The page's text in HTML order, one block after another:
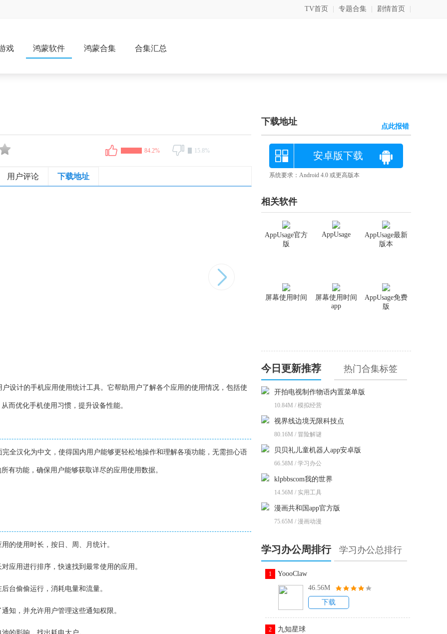
TV首页 专题合集 剧情首页
戏 鸿蒙软件 鸿蒙合集 合集汇总
84.2% 15.8%
用户评论 下载地址
户设计的手机应用使用统计工具。它帮助用户了解各个应用的使用情况，包括使
而优化手机使用习惯，提升设备性能。
完全汉化为中文，使得国内用户能够更轻松地操作和理解各项功能，无需担心语
有功能，确保用户能够获取详尽的应用使用数据。
的使用时长，按日、周、月统计。
应用进行排序，快速找到最常使用的应用。
台偷偷运行，消耗电量和流量。
知，并允许用户管理这些通知权限。
下载地址 点此报错
安卓版下载
系统要求：Android 4.0 或更高版本
相关软件
AppUsage最新
版本
AppUsage
AppUsage官方
版
AppUsage免费
版
屏幕使用时间
app
屏幕使用时间
今日更新推荐 热门合集标签
开拍电视制作物语内置菜单版
10.84M / 模拟经营
视界线边境无限科技点
80.16M / 冒险解谜
贝贝礼儿童机器人app安卓版
66.58M / 学习办公
klpbbscom我的世界
14.56M / 实用工具
漫画共和国app官方版
75.65M / 漫画动漫
学习办公周排行 学习办公总排行
1
YoooClaw
46.56M
下载
2 九知星球